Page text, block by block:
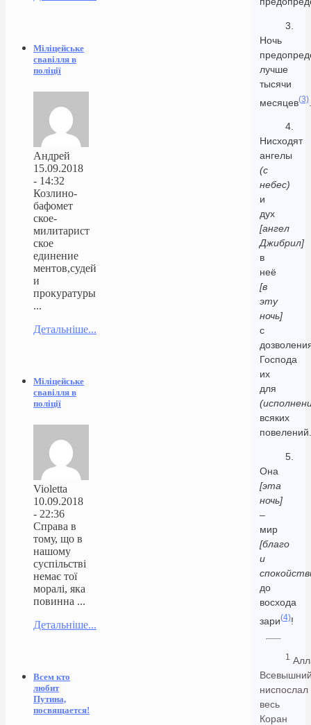
3.
Ночь
лучше
тысячи
месяцев(3).
4.
Нисходят
ангелы
(с
небес)
и
дух
[ангел
Джибрил]
в
неё
[в
эту
ночь]
с
Господа
их
для
всяких
повелений.
5.
Она
[эта
ночь]
–
мир
[благо
и
до
восхода
зари(4)!
1
ниспослал
весь
Коран
Міліцейське
свавілля в
поліції
Андрей
15.09.2018
- 14:32
Козлино-
бафомет
ское-
милитарист
ское
единение
ментов,судей
и
прокуратуры
...
Детальніше...
Міліцейське
свавілля в
поліції
Violetta
10.09.2018
- 22:36
Справа в
тому, що в
нашому
суспільстві
немає тої
моралі, яка
повинна ...
Детальніше...
Всем кто
любит
Путина,
посвящается!